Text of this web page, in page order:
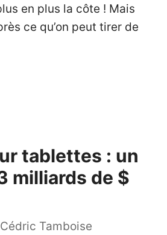
en plus la côte ! Mais
ce qu’on peut tirer de
tablettes : un
milliards de $
Cédric Tamboise